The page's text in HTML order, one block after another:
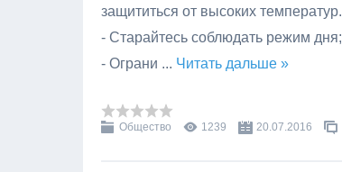
защититься от высоких температур.
- Старайтесь соблюдать режим дня;
- Ограни ... Читать дальше »
Общество 1239 20.07.2016